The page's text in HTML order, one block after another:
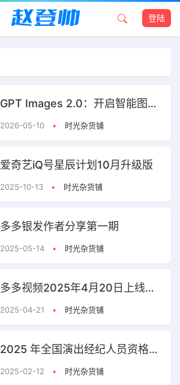
登陆
GPT Images 2.0：开启智能图像生成的新纪元
2026-05-10 • 时光杂货铺
爱奇艺iQ号星辰计划10月升级版
2025-10-13 • 时光杂货铺
多多银发作者分享第一期
2025-05-14 • 时光杂货铺
多多视频2025年4月20日上线新版V计划入驻和原创认证
2025-04-21 • 时光杂货铺
2025 年全国演出经纪人员资格认定考试报名时间
2025-02-12 • 时光杂货铺